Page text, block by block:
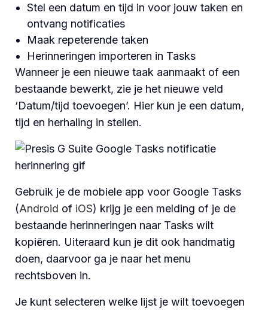
Stel een datum en tijd in voor jouw taken en
ontvang notificaties
Maak repeterende taken
Herinneringen importeren in Tasks
Wanneer je een nieuwe taak aanmaakt of een
bestaande bewerkt, zie je het nieuwe veld
‘Datum/tijd toevoegen’. Hier kun je een datum,
tijd en herhaling in stellen.
Gebruik je de mobiele app voor Google Tasks
(Android of iOS) krijg je een melding of je de
bestaande herinneringen naar Tasks wilt
kopiëren. Uiteraard kun je dit ook handmatig
doen, daarvoor ga je naar het menu
rechtsboven in.
Je kunt selecteren welke lijst je wilt toevoegen